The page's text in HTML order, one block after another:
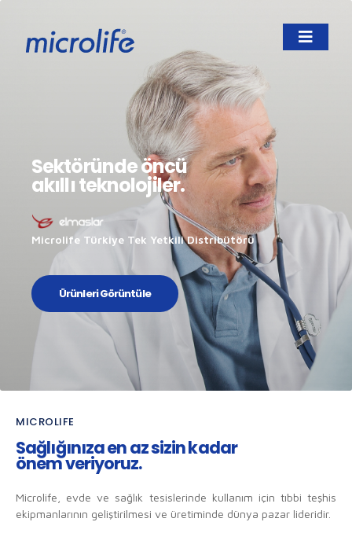
Sektöründe öncü
akıllı teknolojiler.
Microlife Türkiye Tek Yetkili Distribütörü
Ürünleri Görüntüle
MICROLIFE
Sağlığınıza en az sizin kadar
önem veriyoruz.
Microlife, evde ve sağlık tesislerinde kullanım için tıbbi teşhis
ekipmanlarının geliştirilmesi ve üretiminde dünya pazar lideridir.